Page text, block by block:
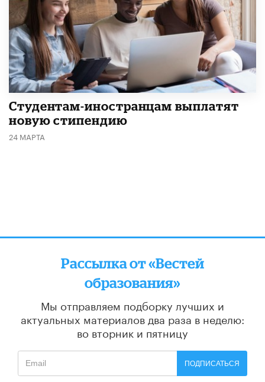
Студентам-иностранцам выплатят
новую стипендию
24 МАРТА
Рассылка от «Вестей
образования»
Мы отправляем подборку лучших и
актуальных материалов два раза в неделю:
во вторник и пятницу
ПОДПИСАТЬСЯ